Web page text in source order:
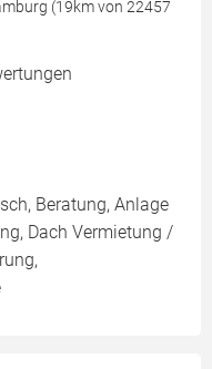
(19km von 22457
Beratung, Anlage
Dach Vermietung /